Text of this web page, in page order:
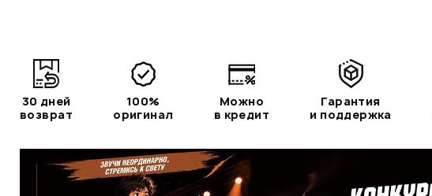
30 дней
возврат
100%
оригинал
Можно
в кредит
Гарантия
и поддержка